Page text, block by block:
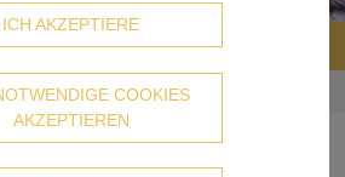
ICH AKZEPTIERE
COOKIES
AKZEPTIEREN
brauchen Verstärkung